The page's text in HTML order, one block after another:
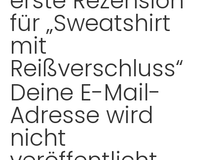
für „Sweatshirt
mit
Reißverschluss“
Deine E-Mail-
Adresse wird
nicht